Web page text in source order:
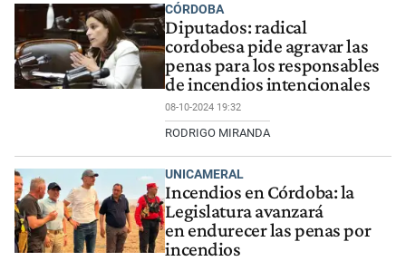
CÓRDOBA
Diputados: radical
cordobesa pide agravar las
penas para los responsables
de incendios intencionales
08-10-2024 19:32
RODRIGO MIRANDA
UNICAMERAL
Incendios en Córdoba: la
Legislatura avanzará
en endurecer las penas por
incendios